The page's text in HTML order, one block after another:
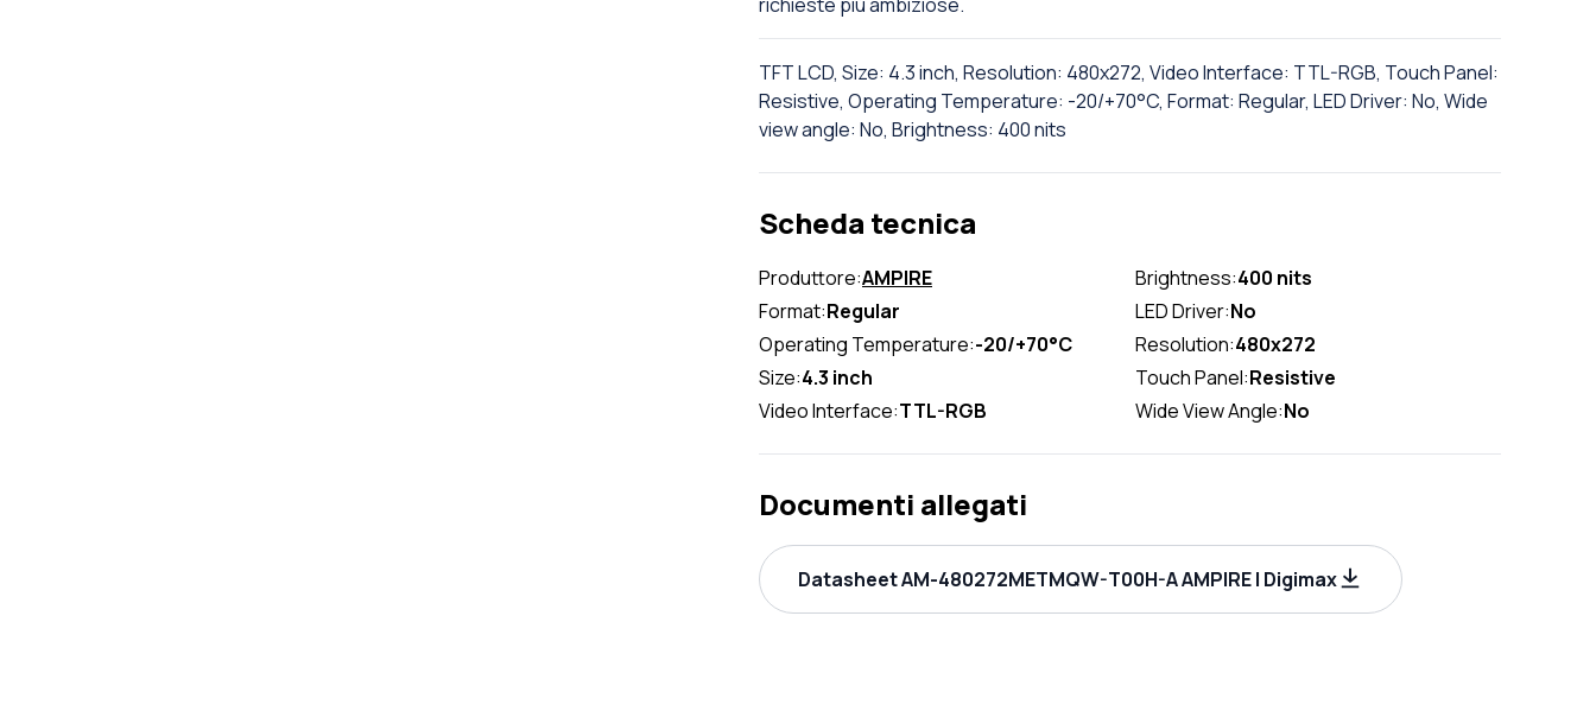
TFT LCD, Size: 4.3 inch, Resolution: 480x272, Video Interface: TTL-RGB, Touch Panel:
Resistive, Operating Temperature: -20/+70°C, Format: Regular, LED Driver: No, Wide
view angle: No, Brightness: 400 nits
Scheda tecnica
Produttore:AMPIRE Brightness:400 nits
Format:Regular LED Driver:No
Operating Temperature:-20/+70°C Resolution:480x272
Size:4.3 inch Touch Panel:Resistive
Video Interface:TTL-RGB Wide View Angle:No
Documenti allegati
Datasheet AM-480272METMQW-T00H-A AMPIRE | Digimax